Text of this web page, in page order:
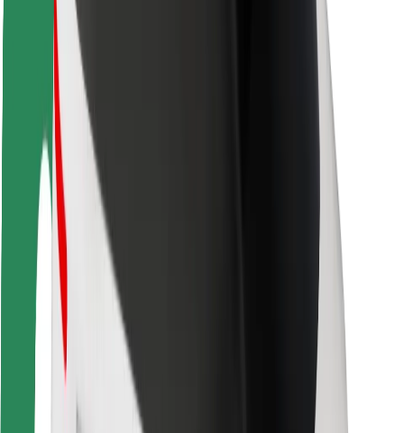
Potkulautojen turvallisuus
Turvallisuus Lab
Kaupungit
Sijainnit
Kaupunkiratkaisut
Lentokentät
Boltin lataustelineet
Tuki
Matkustajille
Kuljettajille
Ruokaläheteille
Bolt Food